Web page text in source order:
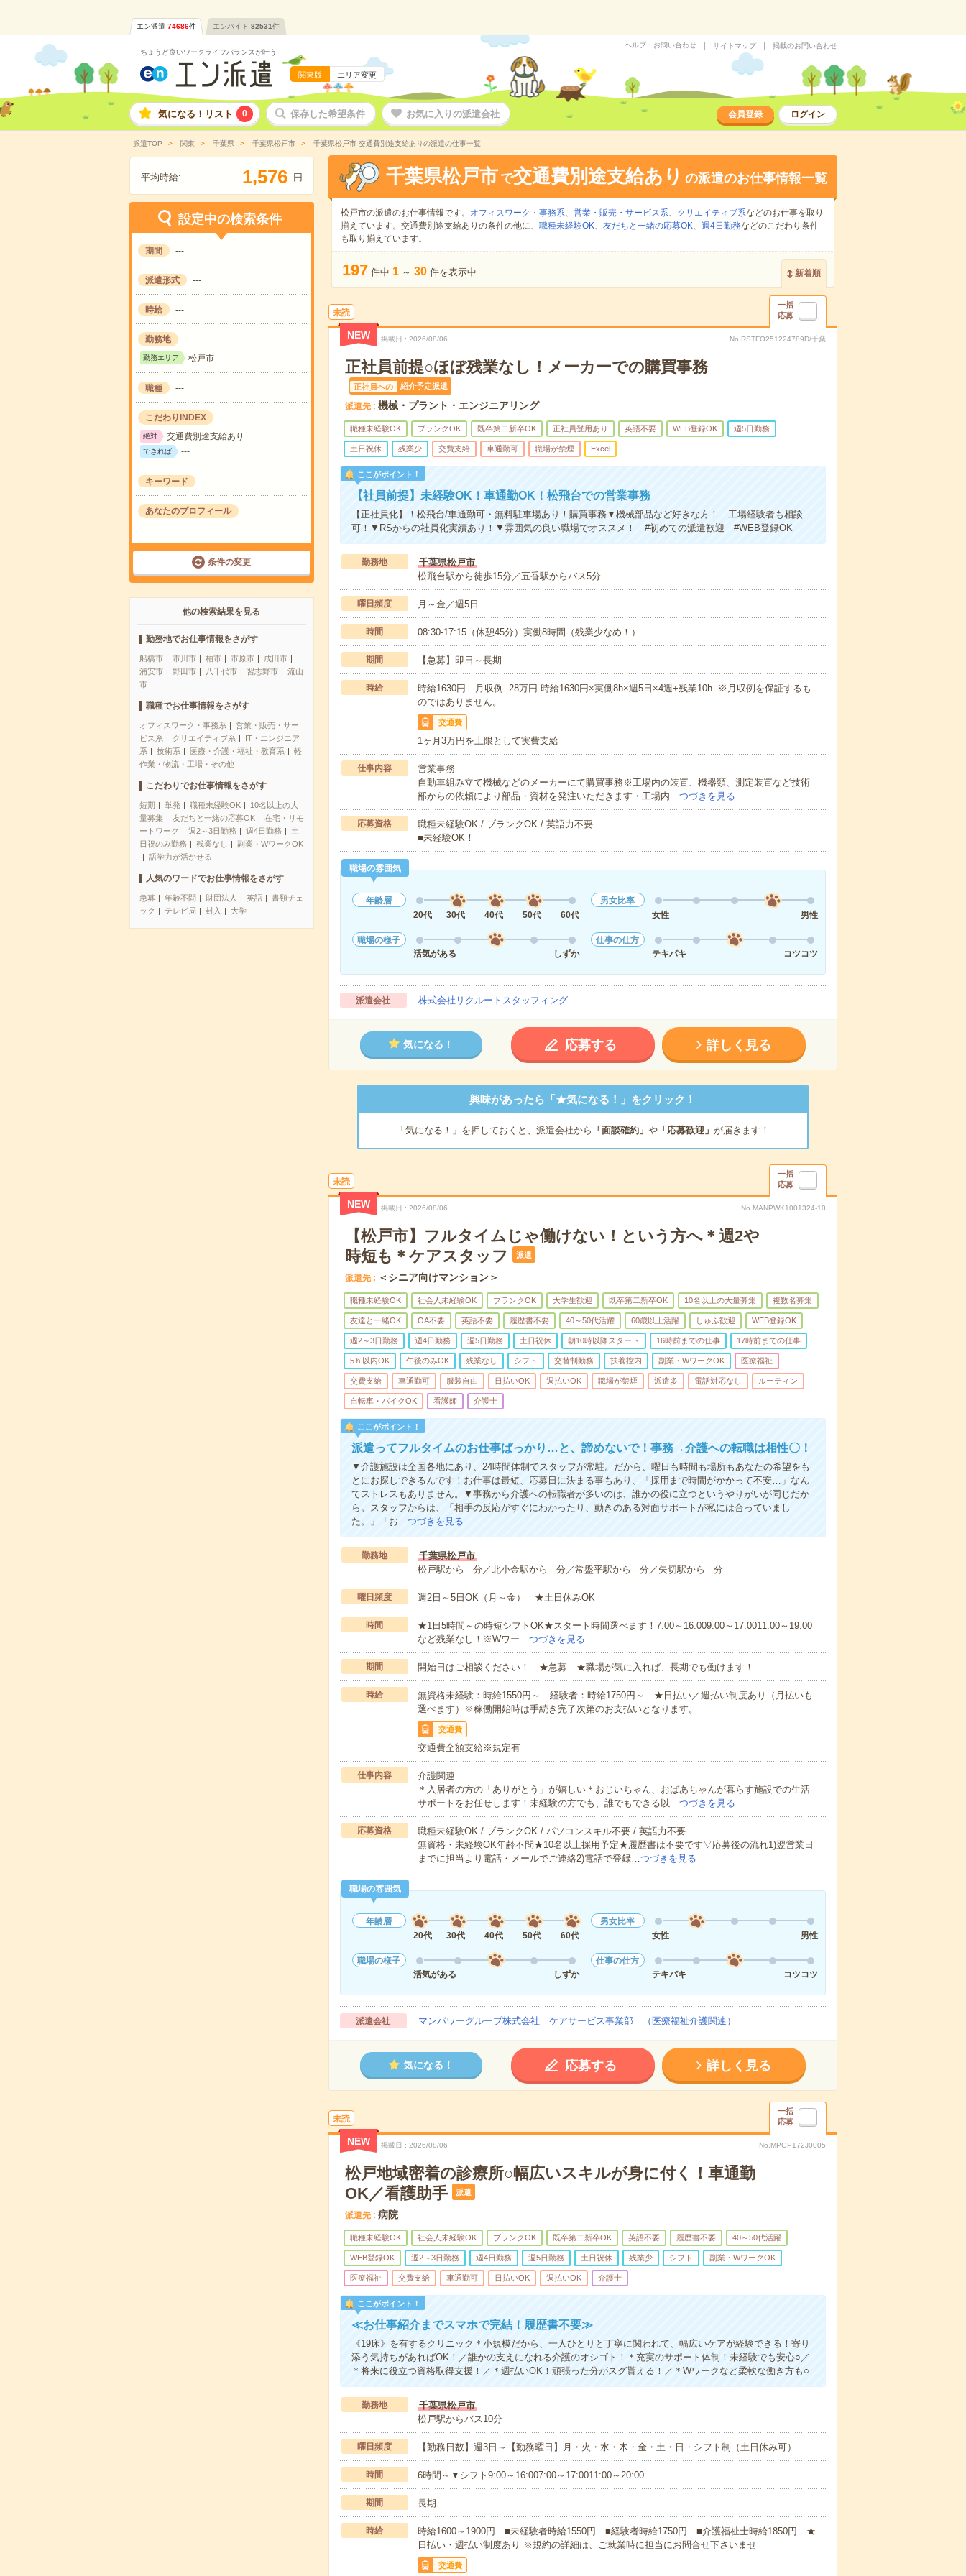
エン派遣 74686件 エンバイト 82531件
ちょうど良いワークライフバランスが叶う
関東版 エリア変更
ヘルプ・お問い合わせ サイトマップ 掲載のお問い合わせ
気になる！リスト 0 保存した希望条件 お気に入りの派遣会社 会員登録 ログイン
派遣TOP 関東 千葉県 千葉県松戸市 千葉県松戸市 交通費別途支給ありの派遣の仕事一覧
平均時給: 1,576 円
設定中の検索条件
期間 ---
派遣形式 ---
時給 ---
勤務地
勤務エリア 松戸市
職種 ---
こだわりINDEX
絶対 交通費別途支給あり
できれば ---
キーワード ---
あなたのプロフィール
---
条件の変更
他の検索結果を見る
勤務地でお仕事情報をさがす
船橋市 市川市 柏市 市原市
成田市
浦安市
野田市 八千代市 習志野市
流山
市
職種でお仕事情報をさがす
オフィスワーク・事務系
営業・販売・サー
ビス系
クリエイティブ系
IT・エンジニア
系
技術系 医療・介護・福祉・教育系
軽
作業・物流・工場・その他
こだわりでお仕事情報をさがす
短期 単発 職種未経験OK
10名以上の大
量募集
友だちと一緒の応募OK
在宅・リモ
ートワーク
週2～3日勤務 週4日勤務
土
日祝のみ勤務
残業なし
副業・WワークOK
語学力が活かせる
人気のワードでお仕事情報をさがす
急募 年齢不問 財団法人 英語
書類チェ
ック
テレビ局 封入 大学
千葉県松戸市 で交通費別途支給あり の派遣のお仕事情報一覧
松戸市の派遣のお仕事情報です。 オフィスワーク・事務系、 営業・販売・サービス系、 クリエイティブ系などのお仕事を取り
揃えています。交通費別途支給ありの条件の他に、 職種未経験OK、 友だちと一緒の応募OK、 週4日勤務などのこだわり条件
も取り揃えています。
197 件中 1 ～ 30 件を表示中 新着順
未読
一括
応募
NEW 掲載日 2026/08/06 No.RSTFO251224789D/千葉
正社員前提○ほぼ残業なし！メーカーでの購買事務
正社員への 紹介予定派遣
派遣先 機械・プラント・エンジニアリング
職種未経験OK ブランクOK 既卒第二新卒OK 正社員登用あり 英語不要 WEB登録OK 週5日勤務
土日祝休 残業少 交費支給 車通勤可 職場が禁煙 Excel
ここがポイント！
【社員前提】未経験OK！車通勤OK！松飛台での営業事務
【正社員化】！松飛台/車通勤可・無料駐車場あり！購買事務▼機械部品など好きな方！ 工場経験者も相談
可！▼RSからの社員化実績あり！▼雰囲気の良い職場でオススメ！ #初めての派遣歓迎 #WEB登録OK
勤務地
千葉県松戸市
松飛台駅から徒歩15分／五香駅からバス5分
曜日頻度 月～金／週5日
時間 08:30-17:15（休憩45分）実働8時間（残業少なめ！）
期間 【急募】即日～長期
時給
時給1630円 月収例 28万円 時給1630円×実働8h×週5日×4週+残業10h ※月収例を保証するも
のではありません。
交通費
1ヶ月3万円を上限として実費支給
仕事内容
営業事務
自動車組み立て機械などのメーカーにて購買事務※工場内の装置、機器類、測定装置など技術
部からの依頼により部品・資材を発注いただきます・工場内…つづきを見る
応募資格
職種未経験OK / ブランクOK / 英語力不要
■未経験OK！
職場の雰囲気
年齢層
20代
30代 40代 50代 60代
男女比率
女性
男性
職場の様子
活気がある
しずか
仕事の仕方
テキパキ
コツコツ
派遣会社 株式会社リクルートスタッフィング
気になる！ 応募する 詳しく見る
興味があったら「★気になる！」をクリック！
「気になる！」を押しておくと、派遣会社から 「面談確約」 や「応募歓迎」 が届きます！
未読
一括
応募
NEW 掲載日 2026/08/06 No.MANPWK1001324-10
【松戸市】フルタイムじゃ働けない！という方へ＊週2や
時短も＊ケアスタッフ
派遣
派遣先 ＜シニア向けマンション＞
職種未経験OK 社会人未経験OK ブランクOK 大学生歓迎 既卒第二新卒OK 10名以上の大量募集 複数名募集
友達と一緒OK OA不要 英語不要 履歴書不要 40～50代活躍 60歳以上活躍 しゅふ歓迎 WEB登録OK
週2～3日勤務 週4日勤務 週5日勤務 土日祝休 朝10時以降スタート 16時前までの仕事 17時前までの仕事
5ｈ以内OK 午後のみOK 残業なし シフト 交替制勤務 扶養控内 副業・WワークOK 医療福祉
交費支給 車通勤可 服装自由 日払いOK 週払いOK 職場が禁煙 派遣多 電話対応なし ルーティン
自転車・バイクOK 看護師 介護士
ここがポイント！
派遣ってフルタイムのお仕事ばっかり…と、諦めないで！事務→介護への転職は相性〇！
▼介護施設は全国各地にあり、24時間体制でスタッフが常駐。だから、曜日も時間も場所もあなたの希望をも
とにお探しできるんです！お仕事は最短、応募日に決まる事もあり、「採用まで時間がかかって不安…」なん
てストレスもありません。▼事務から介護への転職者が多いのは、誰かの役に立つというやりがいが同じだか
ら。スタッフからは、「相手の反応がすぐにわかったり、動きのある対面サポートが私には合っていまし
た。」「お…つづきを見る
勤務地
千葉県松戸市
松戸駅から---分／北小金駅から---分／常盤平駅から---分／矢切駅から---分
曜日頻度 週2日～5日OK（月～金） ★土日休みOK
時間
★1日5時間～の時短シフトOK★スタート時間選べます！7:00～16:009:00～17:0011:00～19:00
など残業なし！※Wワー…つづきを見る
期間 開始日はご相談ください！ ★急募 ★職場が気に入れば、長期でも働けます！
時給
無資格未経験：時給1550円～ 経験者：時給1750円～ ★日払い／週払い制度あり（月払いも
選べます）※稼働開始時は手続き完了次第のお支払いとなります。
交通費
交通費全額支給※規定有
仕事内容
介護関連
＊入居者の方の「ありがとう」が嬉しい＊おじいちゃん、おばあちゃんが暮らす施設での生活
サポートをお任せします！未経験の方でも、誰でもできる以…つづきを見る
応募資格
職種未経験OK / ブランクOK / パソコンスキル不要 / 英語力不要
無資格・未経験OK年齢不問★10名以上採用予定★履歴書は不要です▽応募後の流れ1)翌営業日
までに担当より電話・メールでご連絡2)電話で登録…つづきを見る
職場の雰囲気
年齢層
20代
30代 40代 50代 60代
男女比率
女性
男性
職場の様子
活気がある
しずか
仕事の仕方
テキパキ
コツコツ
派遣会社 マンパワーグループ株式会社 ケアサービス事業部 （医療福祉介護関連）
気になる！ 応募する 詳しく見る
未読
一括
応募
NEW 掲載日 2026/08/06 No.MPGP172J0005
松戸地域密着の診療所○幅広いスキルが身に付く！車通勤
OK／看護助手
派遣
派遣先 病院
職種未経験OK 社会人未経験OK ブランクOK 既卒第二新卒OK 英語不要 履歴書不要 40～50代活躍
WEB登録OK 週2～3日勤務 週4日勤務 週5日勤務 土日祝休 残業少 シフト 副業・WワークOK
医療福祉 交費支給 車通勤可 日払いOK 週払いOK 介護士
ここがポイント！
≪お仕事紹介までスマホで完結！履歴書不要≫
《19床》を有するクリニック＊小規模だから、一人ひとりと丁寧に関われて、幅広いケアが経験できる！寄り
添う気持ちがあればOK！／誰かの支えになれる介護のオシゴト！＊充実のサポート体制！未経験でも安心○／
＊将来に役立つ資格取得支援！／＊週払いOK！頑張った分がスグ貰える！／＊Wワークなど柔軟な働き方も○
勤務地
千葉県松戸市
松戸駅からバス10分
曜日頻度 【勤務日数】週3日～【勤務曜日】月・火・水・木・金・土・日・シフト制（土日休み可）
時間 6時間～▼シフト9:00～16:007:00～17:0011:00～20:00
期間 長期
時給
時給1600～1900円 ■未経験者時給1550円 ■経験者時給1750円 ■介護福祉士時給1850円 ★
日払い・週払い制度あり ※規約の詳細は、ご就業時に担当にお問合せ下さいませ
交通費